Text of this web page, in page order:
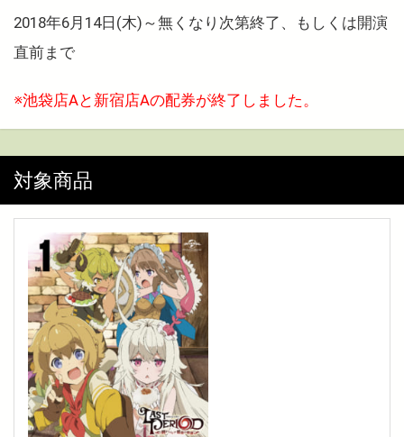
2018年6月14日(木)～無くなり次第終了、もしくは開演
直前まで
※池袋店Aと新宿店Aの配券が終了しました。
対象商品